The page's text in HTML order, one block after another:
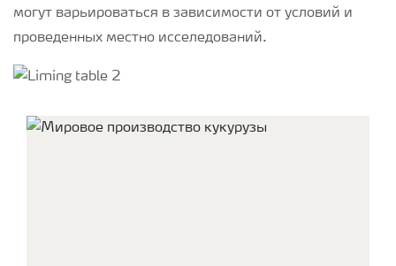
могут варьироваться в зависимости от условий и
проведенных местно исселедований.